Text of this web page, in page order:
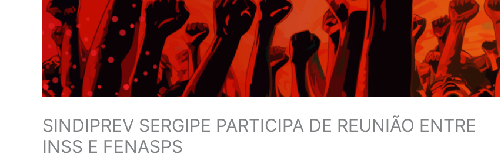
SINDIPREV SERGIPE PARTICIPA DE REUNIÃO ENTRE
INSS E FENASPS